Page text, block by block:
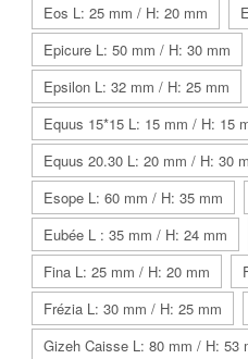
Eos L: 25 mm / H: 20 mm
Epicure L: 50 mm / H: 30 mm
Epsilon L: 32 mm / H: 25 mm
Equus 15*15 L: 15 mm / H: 15
Equus 20.30 L: 20 mm / H: 30
Esope L: 60 mm / H: 35 mm
Eubée L : 35 mm / H: 24 mm
Fina L: 25 mm / H: 20 mm
Frézia L: 30 mm / H: 25 mm
Gizeh Caisse L: 80 mm / H: 53